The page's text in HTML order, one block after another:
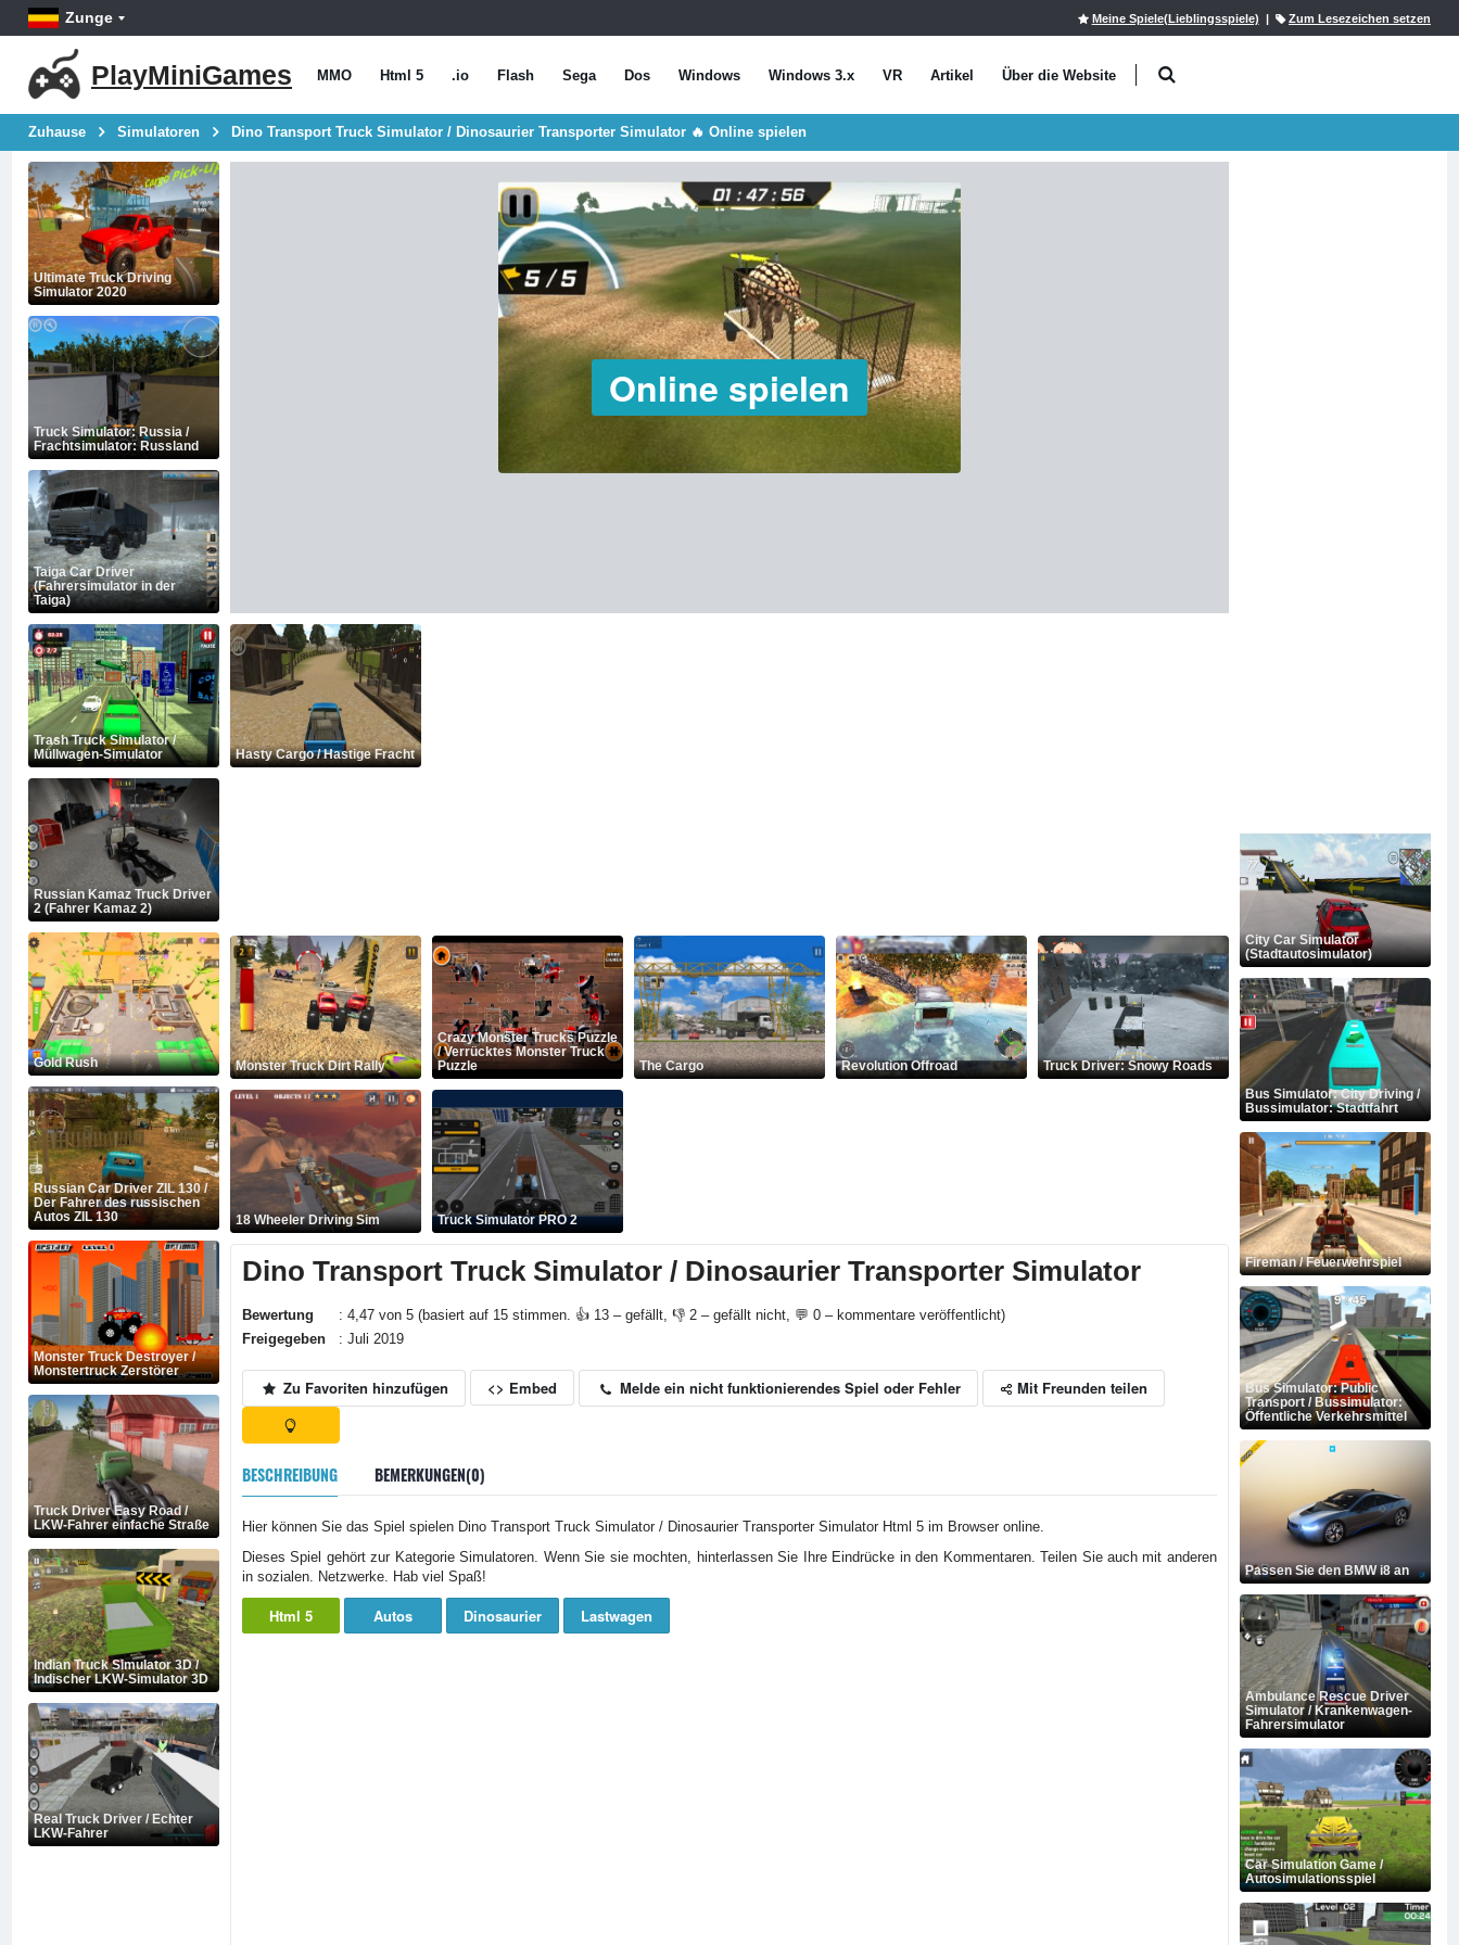
Zunge Meine Spiele(Lieblingsspiele) | Zum Lesezeichen setzen
PlayMiniGames MMO Html 5 .io Flash Sega Dos Windows Windows 3.x VR Artikel Über die Website
Zuhause Simulatoren Dino Transport Truck Simulator / Dinosaurier Transporter Simulator 🔥 Online spielen
Ultimate Truck Driving
Simulator 2020
Truck Simulator: Russia /
Frachtsimulator: Russland
Taiga Car Driver
(Fahrersimulator in der
Taiga)
Trash Truck Simulator /
Müllwagen-Simulator
Russian Kamaz Truck Driver
2 (Fahrer Kamaz 2)
Gold Rush
Russian Car Driver ZIL 130 /
Der Fahrer des russischen
Autos ZIL 130
Monster Truck Destroyer /
Monstertruck Zerstörer
Truck Driver Easy Road /
LKW-Fahrer einfache Straße
Indian Truck Simulator 3D /
Indischer LKW-Simulator 3D
Real Truck Driver / Echter
LKW-Fahrer
Online spielen
Hasty Cargo / Hastige Fracht
Monster Truck Dirt Rally
Crazy Monster Trucks Puzzle
/ Verrücktes Monster Truck
Puzzle
The Cargo Revolution Offroad Truck Driver: Snowy Roads
18 Wheeler Driving Sim Truck Simulator PRO 2
Dino Transport Truck Simulator / Dinosaurier Transporter Simulator
Bewertung
: 4,47 von 5 (basiert auf 15 stimmen. 👍 13 – gefällt, 👎 2 – gefällt nicht, 💬 0 – kommentare veröffentlicht)
Freigegeben
: Juli 2019
Zu Favoriten hinzufügen <> Embed Melde ein nicht funktionierendes Spiel oder Fehler Mit Freunden teilen
BESCHREIBUNG BEMERKUNGEN(0)
Hier können Sie das Spiel spielen Dino Transport Truck Simulator / Dinosaurier Transporter Simulator Html 5 im Browser online.
Dieses Spiel gehört zur Kategorie Simulatoren. Wenn Sie sie mochten, hinterlassen Sie Ihre Eindrücke in den Kommentaren. Teilen Sie auch mit anderen
in sozialen. Netzwerke. Hab viel Spaß!
Html 5 Autos Dinosaurier Lastwagen
City Car Simulator
(Stadtautosimulator)
Bus Simulator: City Driving /
Bussimulator: Stadtfahrt
Fireman / Feuerwehrspiel
Bus Simulator: Public
Transport / Bussimulator:
Öffentliche Verkehrsmittel
Passen Sie den BMW i8 an
Ambulance Rescue Driver
Simulator / Krankenwagen-
Fahrersimulator
Car Simulation Game /
Autosimulationsspiel